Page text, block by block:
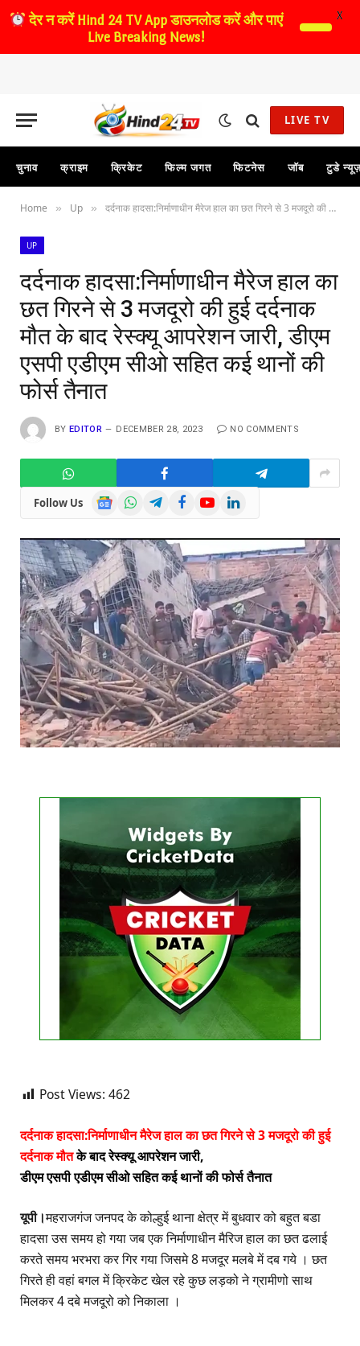
LIVE TV
चुनाव क्राइम क्रिकेट फिल्म जगत फिटनेस जॉब टुडे
Home » Up » दर्दनाक हादसा:निर्माणाधीन मैरेज हाल का छत गिरने से 3 मजदूरो की हुई दर्दनाक मौत के बाद रेस्क्यू आपरेशन जारी, डीएम एसपी एडीएम सीओ सहित कई थानों की फोर्स तैनात
UP
दर्दनाक हादसा:निर्माणाधीन मैरेज हाल का
छत गिरने से 3 मजदूरो की हुई दर्दनाक
मौत के बाद रेस्क्यू आपरेशन जारी, डीएम
एसपी एडीएम सीओ सहित कई थानों की
फोर्स तैनात
BY EDITOR DECEMBER 28, 2023 NO COMMENTS
Follow Us
GoogleWhatsAppTelegramFacebookYouTubeLinkedIn
FIXTURE
No live matches found.
See recent results
See fixtures
Post Views: 462
दर्दनाक हादसा:निर्माणाधीन मैरेज हाल का छत गिरने से 3 मजदूरो की हुई
दर्दनाक मौतके बाद रेस्क्यू आपरेशन जारी,
डीएम एसपी एडीएम सीओ सहित कई थानों की फोर्स तैनात
यूपी।महराजगंज जनपद के कोल्हुई थाना क्षेत्र में बुधवार को बहुत बडा
हादसा उस समय हो गया जब एक निर्माणाधीन मैरिज हाल का छत ढलाई
करते समय भरभरा कर गिर गया जिसमे 8 मजदूर मलबे में दब गये । छत
गिरते ही वहां बगल में क्रिकेट खेल रहे कुछ लड़को ने ग्रामीणो साथ
मिलकर 4 दबे मजदूरो को निकाला ।
देर न करेंHind 24 TV App डाउनलोड करें और पाएं
Live Breaking News!
X